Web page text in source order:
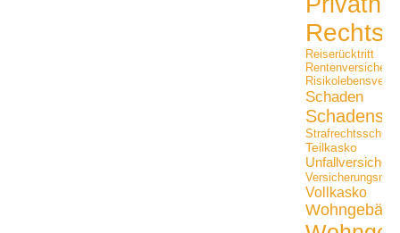
Reiserücktritt
Schaden
Strafrechtsschutz
Teilkasko
Vollkasko